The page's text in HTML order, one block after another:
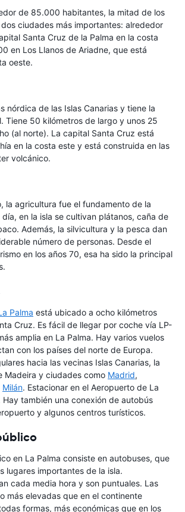
de 85.000 habitantes, la mitad de los
ciudades más importantes: alrededor
Santa Cruz de la Palma en la costa
en Los Llanos de Ariadne, que está
oeste.
nórdica de las Islas Canarias y tiene la
Tiene 50 kilómetros de largo y unos 25
(al norte). La capital Santa Cruz está
en la costa este y está construida en las
volcánico.
la agricultura fue el fundamento de la
en la isla se cultivan plátanos, caña de
Además, la silvicultura y la pesca dan
número de personas. Desde el
en los años 70, esa ha sido la principal
Palma está ubicado a ocho kilómetros
Cruz. Es fácil de llegar por coche vía LP-
amplia en La Palma. Hay varios vuelos
con los países del norte de Europa.
hacia las vecinas Islas Canarias, la
Madeira y ciudades como Madrid,
Milán. Estacionar en el Aeropuerto de La
Hay también una conexión de autobús
y algunos centros turísticos.
en La Palma consiste en autobuses, que
lugares importantes de la isla.
cada media hora y son puntuales. Las
más elevadas que en el continente
formas, más económicas que en los